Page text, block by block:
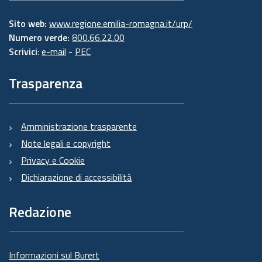
Sito web: www.regione.emilia-romagna.it/urp/
Numero verde: 800.66.22.00
Scrivici: e-mail - PEC
Trasparenza
Amministrazione trasparente
Note legali e copyright
Privacy e Cookie
Dichiarazione di accessibilità
Redazione
Informazioni sul Burert